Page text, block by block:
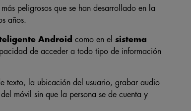
peligrosos que se han desarrollado en la
años.
Android como en el sistema
de acceder a todo tipo de información
texto, la ubicación del usuario, grabar audio
móvil sin que la persona se de cuenta y